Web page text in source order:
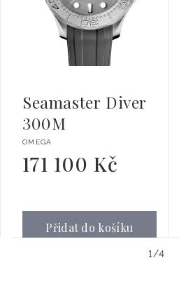
Seamaster Diver
300M
Dodavatel:
OMEGA
Běžná
cena
171 100 Kč
Přidat do košíku
1 /z4